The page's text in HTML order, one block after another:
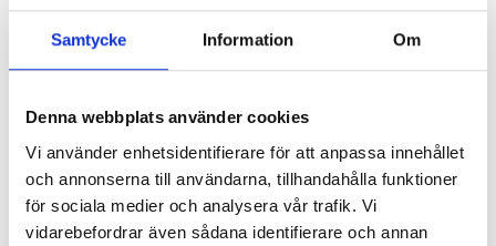
Samtycke Information Om
Denna webbplats använder cookies
Vi använder enhetsidentifierare för att anpassa innehållet
och annonserna till användarna, tillhandahålla funktioner
för sociala medier och analysera vår trafik. Vi
vidarebefordrar även sådana identifierare och annan